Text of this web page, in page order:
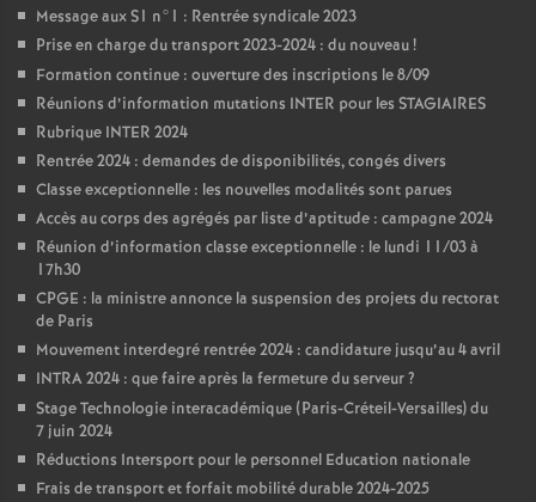
Message aux S1 n°1 : Rentrée syndicale 2023
Prise en charge du transport 2023-2024 : du nouveau!
Formation continue : ouverture des inscriptions le 8/09
Réunions d’information mutations INTER pour les STAGIAIRES
Rubrique INTER 2024
Rentrée 2024 : demandes de disponibilités, congés divers
Classe exceptionnelle : les nouvelles modalités sont parues
Accès au corps des agrégés par liste d’aptitude : campagne 2024
Réunion d’information classe exceptionnelle : le lundi 11/03 à
17h30
CPGE : la ministre annonce la suspension des projets du rectorat
de Paris
Mouvement interdegré rentrée 2024 : candidature jusqu’au 4 avril
INTRA 2024 : que faire après la fermeture du serveur?
Stage Technologie interacadémique (Paris-Créteil-Versailles) du
7 juin 2024
Réductions Intersport pour le personnel Education nationale
Frais de transport et forfait mobilité durable 2024-2025